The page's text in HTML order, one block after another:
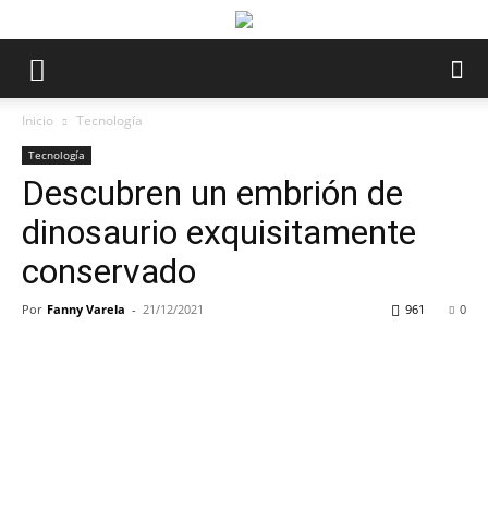
Inicio Tecnología
Tecnología
Descubren un embrión de
dinosaurio exquisitamente
conservado
Por Fanny Varela - 21/12/2021 0
961